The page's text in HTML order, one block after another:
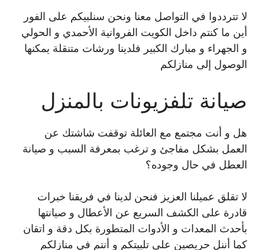
لا تترددوا في التواصل معنا ونحن سنلبيكم على الفور
أين ما كنتم داخل الكويت الفروانية الأحمدي و الحولي
و الجهراء و مبارك الكبير فلدينا ورشات متنقلة يمكنها
الوصول إلى منازلكم
صيانة تلفزيونات بالمنزل
هل و أنت مجتمع مع العائلة توقفت شاشتك عن
العمل بشكل مفاجئ و ترغب بمعرفة السبب و صيانة
العطل في حال وجوده؟
لا تقلق عميلنا العزيز فنحن لدينا في فريقنا خبرات
قادرة على الكشف السريع عن الأعطال و صيانتها
بأحدث المعدات و الأدوات المتطورة بكل دقة و اتقان
كما أننل حريصين على تلبيتكم و أنتم في منازلكم